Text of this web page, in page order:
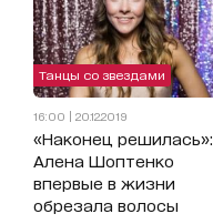
Танцы со звездами
16:00 | 20.12.2019
«Наконец решилась»:
Алена Шоптенко
впервые в жизни
обрезала волосы